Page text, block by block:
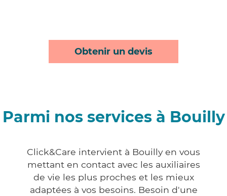
Obtenir un devis
Parmi nos services à Bouilly
Click&Care intervient à Bouilly en vous
mettant en contact avec les auxiliaires
de vie les plus proches et les mieux
adaptées à vos besoins. Besoin d'une